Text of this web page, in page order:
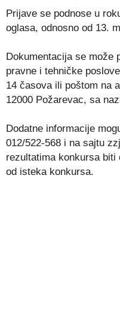
Prijave se podnose u
oglasa, odnosno od 13.
Dokumentacija se može
pravne i tehničke
14 časova ili poštom na
12000 Požarevac, sa
Dodatne informacije
012/522-568 i na sajtu
rezultatima konkursa biti
od isteka konkursa.